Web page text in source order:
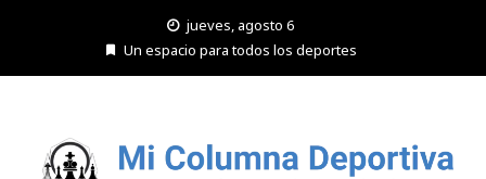
jueves, agosto 6
Un espacio para todos los deportes